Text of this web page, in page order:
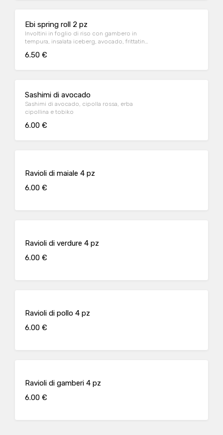
Ebi spring roll 2 pz
Involtini in foglio di riso con gambero in
tempura, insalata iceberg, avocado, frittatina
chili
6.50 €
Sashimi di avocado
Sashimi di avocado, cipolla rossa, erba
cipollina e tobiko
6.00 €
Ravioli di maiale 4 pz
6.00 €
Ravioli di verdure 4 pz
6.00 €
Ravioli di pollo 4 pz
6.00 €
Ravioli di gamberi 4 pz
6.00 €